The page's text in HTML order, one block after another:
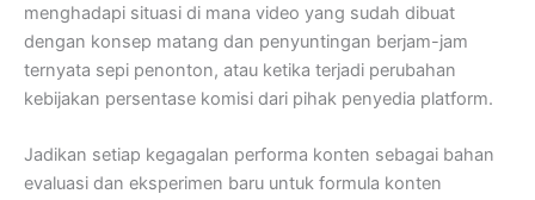
menghadapi situasi di mana video yang sudah dibuat
dengan konsep matang dan penyuntingan berjam-jam
ternyata sepi penonton, atau ketika terjadi perubahan
kebijakan persentase komisi dari pihak penyedia platform.
Jadikan setiap kegagalan performa konten sebagai bahan
evaluasi dan eksperimen baru untuk formula konten